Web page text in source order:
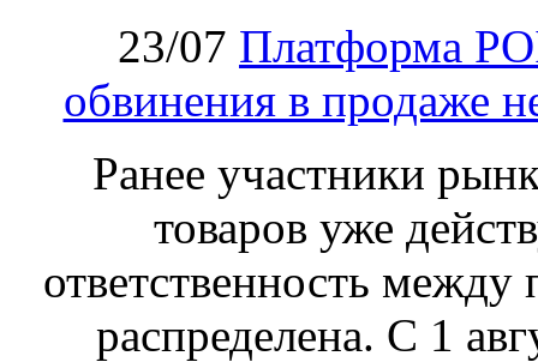
23/07 Платформа
обвинения в продаже
Ранее участники
товаров уже
ответственность
распределена. С 1